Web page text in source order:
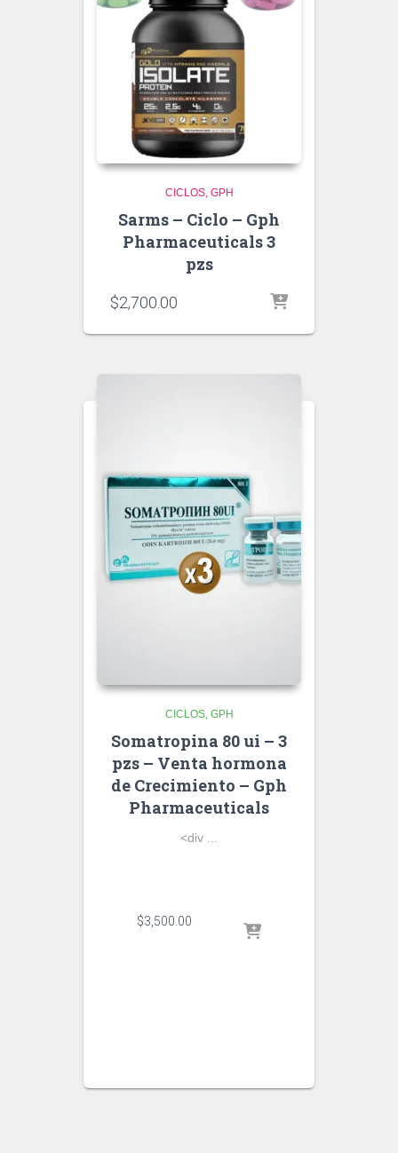
CICLOS GPH
Sarms – Ciclo – Gph
Pharmaceuticals 3
pzs
$2,700.00
CICLOS GPH
Somatropina 80 ui – 3
pzs – Venta hormona
de Crecimiento – Gph
Pharmaceuticals
<div ...
$3,500.00